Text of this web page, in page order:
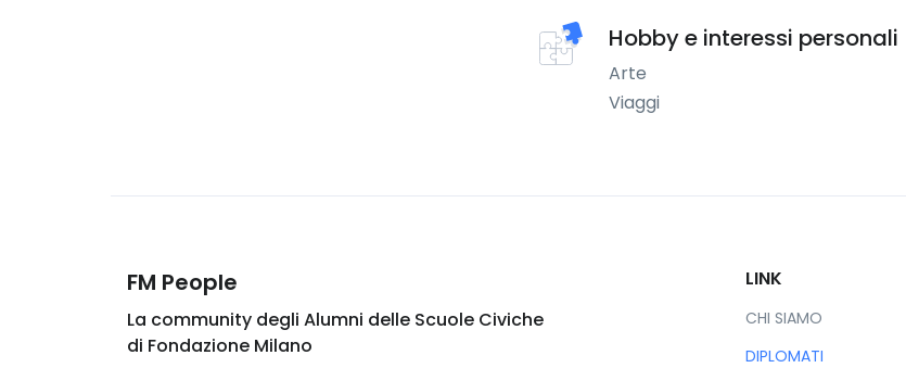
Hobby e interessi personali
Arte
Viaggi
LINK
CHI SIAMO
DIPLOMATI
FM People
La community degli Alumni delle Scuole Civiche
di Fondazione Milano